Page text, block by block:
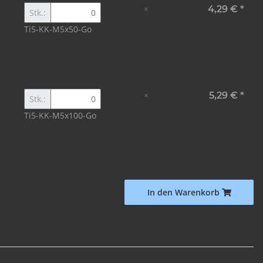
Stk.:
Ti5-KK-M5x50-Go
× 4,29 € *
Stk.:
Ti5-KK-M5x100-Go
× 5,29 € *
In den Warenkorb